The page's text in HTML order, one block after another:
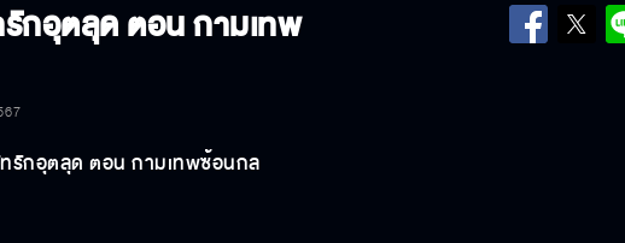
กอุตลุด ตอน กามเทพ
รักอุตลุด ตอน กามเทพซ้อนกล